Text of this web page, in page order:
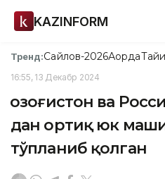
KAZINFORM
Тренд:Сайлов-2026Ақорда
16:55, 13 Декабр 2024
Қозоғистон ва
дан ортиқ юк
тўпланиб қолган